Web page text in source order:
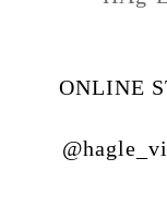
ONLINE